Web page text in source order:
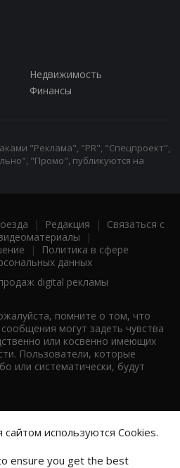
Недвижимость
Финансы
"Реклама", "PR", "Спецпроект",
"Промо", публикуются на
| Редакция | Связаться с
|
|
Политика в сфере
данных
digital рекламы
помните о том, что
могут задеть чувства
или косвенно имеющих
Пользователи, которые
или систематически, будут
используются Cookies.
ensure you get the best